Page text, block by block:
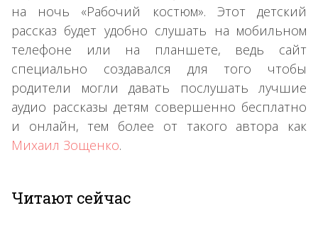
на ночь «Рабочий костюм». Этот детский
рассказ будет удобно слушать на мобильном
телефоне или на планшете, ведь сайт
специально создавался для того чтобы
родители могли давать послушать лучшие
аудио рассказы детям совершенно бесплатно
и онлайн, тем более от такого автора как
Михаил Зощенко.
Читают сейчас